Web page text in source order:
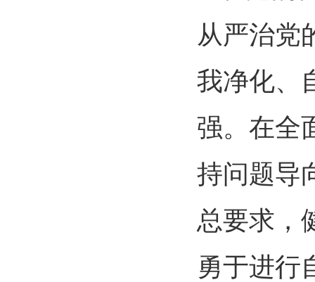
从严治党
我净化、
强。在全
持问题导
总要求，
勇于进行